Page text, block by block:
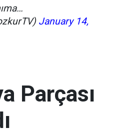
January 14,
Parçası